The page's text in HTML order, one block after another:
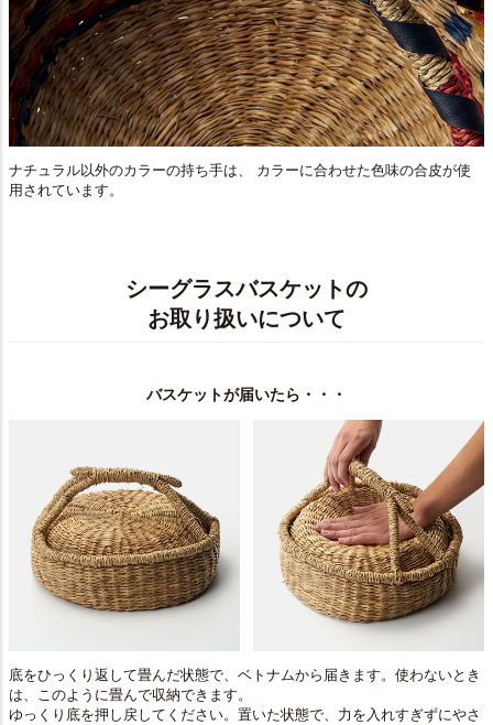
ナチュラル以外のカラーの持ち手は、 カラーに合わせた色味の合皮が使
用されています。
シーグラスバスケットの
お取り扱いについて
バスケットが届いたら・・・
底をひっくり返して畳んだ状態で、ベトナムから届きます。使わないとき
は、このように畳んで収納できます。
ゆっくり底を押し戻してください。置いた状態で、力を入れすぎずにやさ